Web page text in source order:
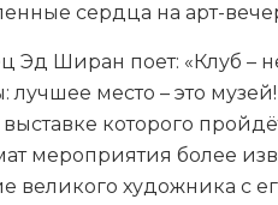
сердца на арт-
Эд Ширан поет: «Клуб –
лучшее место – это
которого
мероприятия более
великого художника с